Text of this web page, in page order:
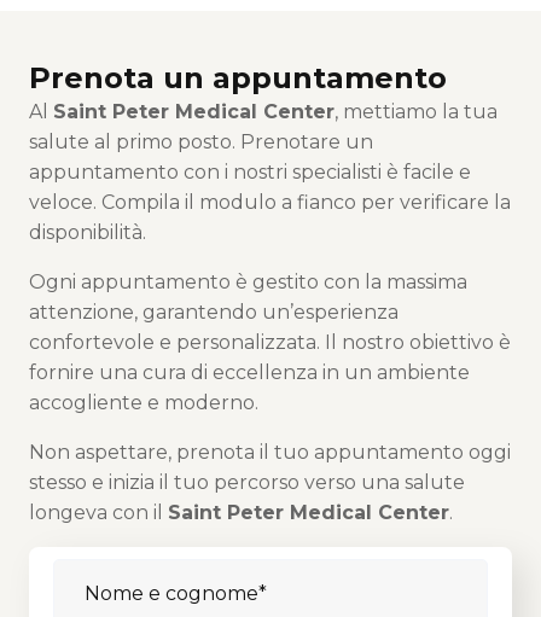
Prenota un appuntamento
Al Saint Peter Medical Center, mettiamo la tua
salute al primo posto. Prenotare un
appuntamento con i nostri specialisti è facile e
veloce. Compila il modulo a fianco per verificare la
disponibilità.
Ogni appuntamento è gestito con la massima
attenzione, garantendo un’esperienza
confortevole e personalizzata. Il nostro obiettivo è
fornire una cura di eccellenza in un ambiente
accogliente e moderno.
Non aspettare, prenota il tuo appuntamento oggi
stesso e inizia il tuo percorso verso una salute
longeva con il Saint Peter Medical Center.